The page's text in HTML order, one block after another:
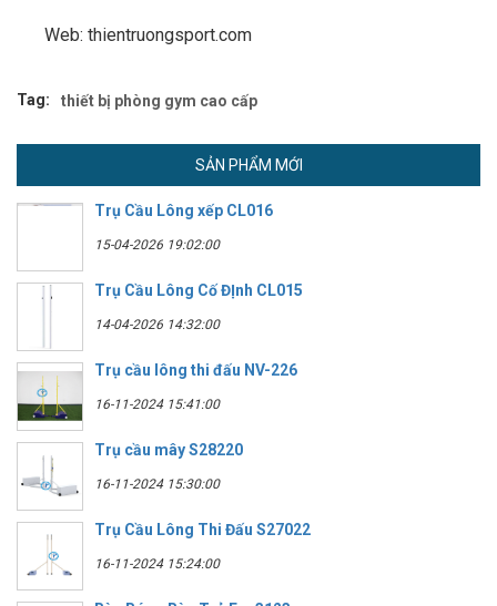
Web: thientruongsport.com
Tag: thiết bị phòng gym cao cấp
SẢN PHẨM MỚI
Trụ Cầu Lông xếp CL016
15-04-2026 19:02:00
Trụ Cầu Lông Cố ĐỊnh CL015
14-04-2026 14:32:00
Trụ cầu lông thi đấu NV-226
16-11-2024 15:41:00
Trụ cầu mây S28220
16-11-2024 15:30:00
Trụ Cầu Lông Thi Đấu S27022
16-11-2024 15:24:00